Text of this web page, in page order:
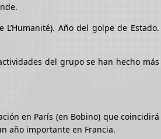
L’Humanité). Año del golpe de Estado.
del grupo se han hecho más
en París (en Bobino) que coincidirá
año importante en Francia.